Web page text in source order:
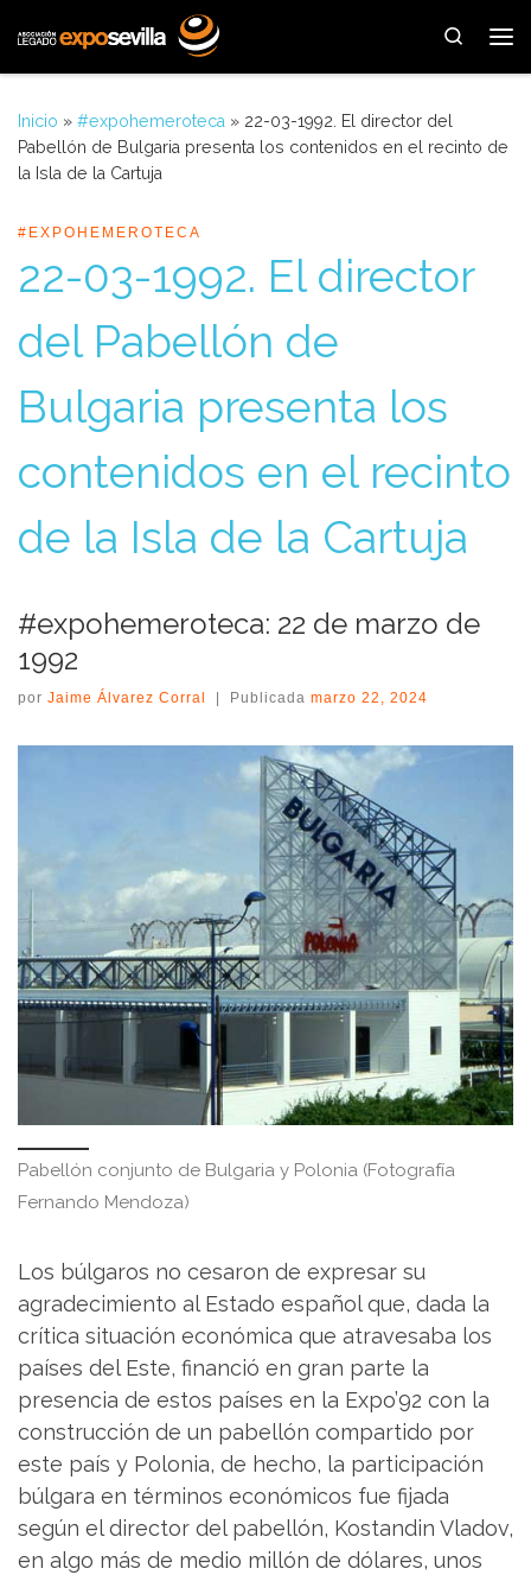
Saltar al contenido
Search
Inicio » #expohemeroteca » 22-03-1992. El director del
Pabellón de Bulgaria presenta los contenidos en el recinto de
la Isla de la Cartuja
#EXPOHEMEROTECA
22-03-1992. El director
del Pabellón de
Bulgaria presenta los
contenidos en el recinto
de la Isla de la Cartuja
#expohemeroteca: 22 de marzo de
1992
por Jaime Álvarez Corral Publicada marzo 22, 2024
Pabellón conjunto de Bulgaria y Polonia (Fotografía
Fernando Mendoza)
Los búlgaros no cesaron de expresar su
agradecimiento al Estado español que, dada la
crítica situación económica que atravesaba los
países del Este, financió en gran parte la
presencia de estos países en la Expo’92 con la
construcción de un pabellón compartido por
este país y Polonia, de hecho, la participación
búlgara en términos económicos fue fijada
según el director del pabellón, Kostandin Vladov,
en algo más de medio millón de dólares, unos